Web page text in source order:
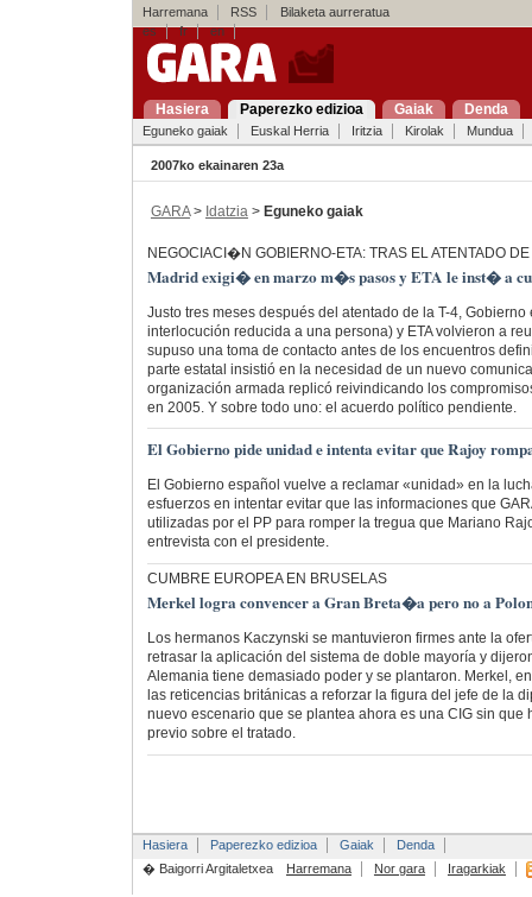
Harremana RSS
Bilaketa aurreratua
es
fr en
Hasiera Paperezko edizioa Gaiak Denda
Eguneko gaiak Euskal Herria Iritzia Kirolak Mundua
2007ko ekainaren 23a
GARA> Idatzia > Eguneko gaiak
NEGOCIACI�N GOBIERNO-ETA: TRAS EL ATENTADO
Madrid exigi� en marzo m�s pasos y ETA le inst� a
Justo tres meses después del atentado de la T-4, Gobierno
interlocución reducida a una persona) y ETA volvieron a
supuso una toma de contacto antes de los encuentros
parte estatal insistió en la necesidad de un nuevo
organización armada replicó reivindicando los
en 2005. Y sobre todo uno: el acuerdo político pendiente.
El Gobierno pide unidad e intenta evitar que Rajoy
El Gobierno español vuelve a reclamar «unidad» en la
esfuerzos en intentar evitar que las informaciones que
utilizadas por el PP para romper la tregua que Mariano
entrevista con el presidente.
CUMBRE EUROPEA EN BRUSELAS
Merkel logra convencer a Gran Breta�a pero no a
Los hermanos Kaczynski se mantuvieron firmes ante la
retrasar la aplicación del sistema de doble mayoría y
Alemania tiene demasiado poder y se plantaron. Merkel,
las reticencias británicas a reforzar la figura del jefe de la
nuevo escenario que se plantea ahora es una CIG sin que
previo sobre el tratado.
Hasiera Paperezko edizioa Gaiak
Denda
� Baigorri Argitaletxea
Harremana Nor gara Iragarkiak